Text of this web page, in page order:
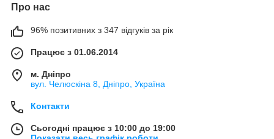
Про нас
96% позитивних з 347 відгуків за рік
Працює з 01.06.2014
м. Дніпро
вул. Челюскіна 8, Дніпро, Україна
Контакти
Сьогодні працює з 10:00 до 19:00